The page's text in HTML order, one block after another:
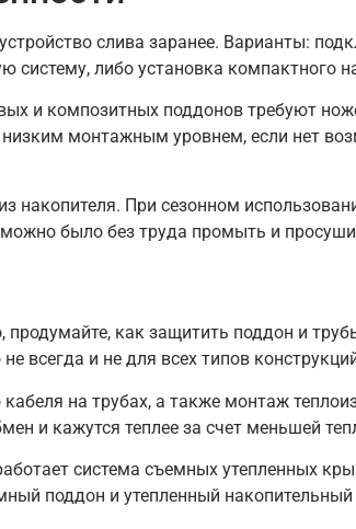
слива заранее. Варианты:
либо установка компактного
и композитных поддонов требуют
монтажным уровнем, если нет
накопителя. При сезонном
было без труда промыть и
продумайте, как защитить поддон и
всегда и не для всех типов
на трубах, а также монтаж
и кажутся теплее за счет меньшей
система съемных утепленных
поддон и утепленный